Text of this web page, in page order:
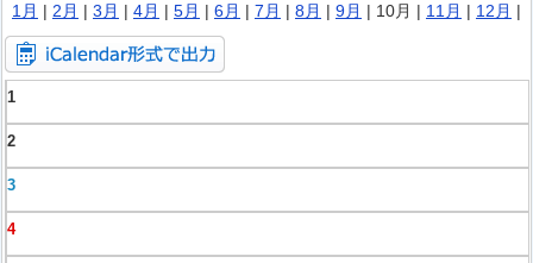
1月 | 2月 | 3月 | 4月 | 5月 | 6月 | 7月 | 8月 | 9月 | 10月 | 11月 | 12月 |
1
2
3
4